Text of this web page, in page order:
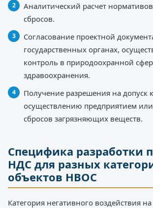
Аналитический расчет
сбросов.
Согласование проектной
государственных органах,
контроль в природоохранной
здравоохранения.
Получение разрешения на допуск к
осуществлению предприятием
сбросов загрязняющих веществ.
Специфика разработки
НДС для разных
объектов НВОС
Категория негативного воздействия